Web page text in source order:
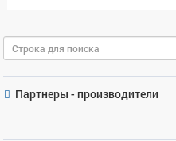
Партнеры - производители